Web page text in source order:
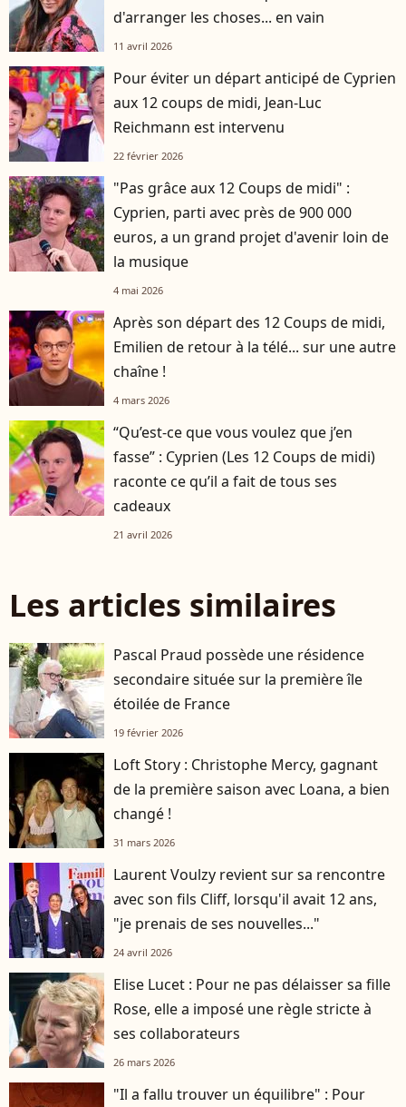
d'arranger les choses... en vain
11 avril 2026
Pour éviter un départ anticipé de Cyprien
aux 12 coups de midi, Jean-Luc
Reichmann est intervenu
22 février 2026
"Pas grâce aux 12 Coups de midi" :
Cyprien, parti avec près de 900 000
euros, a un grand projet d'avenir loin de
la musique
4 mai 2026
Après son départ des 12 Coups de midi,
Emilien de retour à la télé... sur une autre
chaîne !
4 mars 2026
“Qu’est-ce que vous voulez que j’en
fasse” : Cyprien (Les 12 Coups de midi)
raconte ce qu’il a fait de tous ses
cadeaux
21 avril 2026
Les articles similaires
Pascal Praud possède une résidence
secondaire située sur la première île
étoilée de France
19 février 2026
Loft Story : Christophe Mercy, gagnant
de la première saison avec Loana, a bien
changé !
31 mars 2026
Laurent Voulzy revient sur sa rencontre
avec son fils Cliff, lorsqu'il avait 12 ans,
"je prenais de ses nouvelles..."
24 avril 2026
Elise Lucet : Pour ne pas délaisser sa fille
Rose, elle a imposé une règle stricte à
ses collaborateurs
26 mars 2026
"Il a fallu trouver un équilibre" : Pour